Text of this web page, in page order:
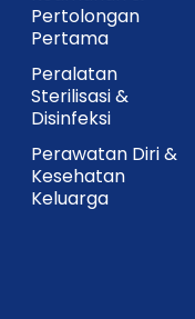
Pertolongan
Pertama
Peralatan
Sterilisasi &
Disinfeksi
Perawatan Diri &
Kesehatan
Keluarga